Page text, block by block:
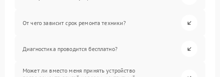
От чего зависит срок ремонта техники?
Диагностика проводится бесплатно?
Может ли вместо меня принять устройство